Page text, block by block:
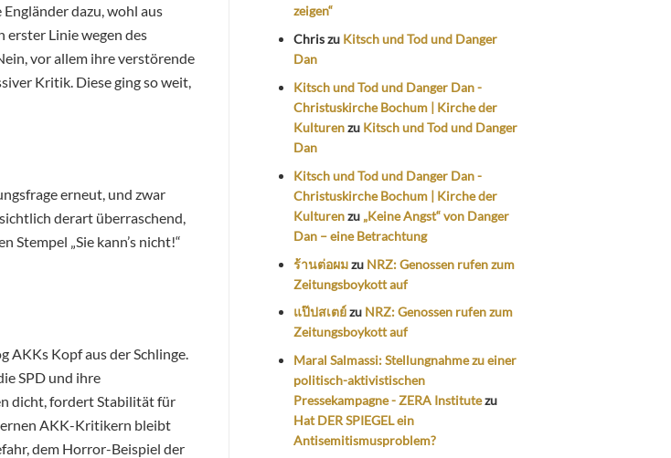
dazu, wohl aus
Linie wegen des
vor allem ihre verstörende
Kritik. Diese ging so weit,
erneut, und zwar
derart überraschend,
Stempel „Sie kann’s nicht!“
Kopf aus der Schlinge.
SPD und ihre
dicht, fordert Stabilität für
AKK-Kritikern bleibt
dem Horror-Beispiel der
zeigen“
Chriszu Kitsch und Tod und Danger
Dan
Kitsch und Tod und Danger Dan -
Christuskirche Bochum | Kirche der
Kulturenzu Kitsch und Tod und Danger
Dan
Kitsch und Tod und Danger Dan -
Christuskirche Bochum | Kirche der
Kulturenzu „Keine Angst“ von Danger
Dan – eine Betrachtung
ร้านต่อผมzu NRZ: Genossen rufen zum
Zeitungsboykott auf
แป๊ปสเตย์zu NRZ: Genossen rufen zum
Zeitungsboykott auf
Maral Salmassi: Stellungnahme zu einer
politisch-aktivistischen
Pressekampagne - ZERA Institutezu
Hat DER SPIEGEL ein
Antisemitismusproblem?